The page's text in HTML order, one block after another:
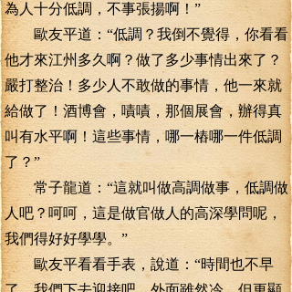
為人十分低調，不事張揚啊！”
歐友平道：“低調？我倒不覺得，你看看
他才來江州多久啊？做了多少事情出來了？
嚴打整治！多少人不敢做的事情，他一來就
給做了！酒博會，嘖嘖，那個展會，辦得真
叫有水平啊！這些事情，哪一樁哪一件低調
了？”
常子龍道：“這就叫做高調做事，低調做
人吧？呵呵，這是做官做人的高深學問呢，
我們得好好學學。”
歐友平看看手表，說道：“時間也不早